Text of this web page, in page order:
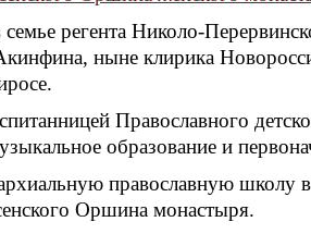
регента Николо-
ныне клирика
Православного
образование и
православную школу
Оршина монастыря.